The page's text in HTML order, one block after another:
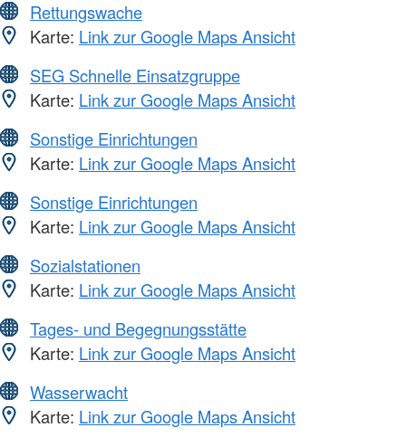
Rettungswache
Karte: Link zur Google Maps Ansicht
SEG Schnelle Einsatzgruppe
Karte: Link zur Google Maps Ansicht
Sonstige Einrichtungen
Karte: Link zur Google Maps Ansicht
Sonstige Einrichtungen
Karte: Link zur Google Maps Ansicht
Sozialstationen
Karte: Link zur Google Maps Ansicht
Tages- und Begegnungsstätte
Karte: Link zur Google Maps Ansicht
Wasserwacht
Karte: Link zur Google Maps Ansicht